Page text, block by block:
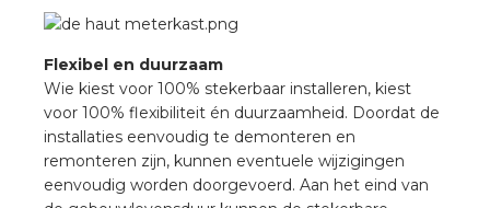
Flexibel en duurzaam
Wie kiest voor 100% stekerbaar installeren, kiest
voor 100% flexibiliteit én duurzaamheid. Doordat de
installaties eenvoudig te demonteren en
remonteren zijn, kunnen eventuele wijzigingen
eenvoudig worden doorgevoerd. Aan het eind van